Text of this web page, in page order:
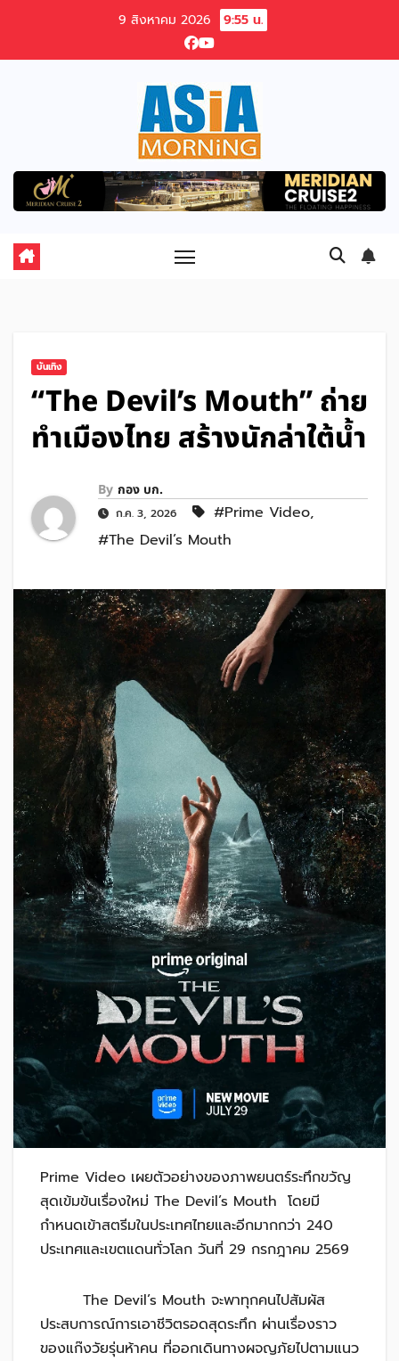
content
9 สิงหาคม 2026 9:55 น.
บันเทิง
“The Devil’s Mouth” ถ่าย
ทำเมืองไทย สร้างนักล่าใต้น้ำ
By กอง บก.
ก.ค. 3, 2026 #Prime Video,
#The Devil’s Mouth
Prime Video เผยตัวอย่างของภาพยนตร์ระทึกขวัญ
สุดเข้มข้นเรื่องใหม่ The Devil’s Mouth โดยมี
กำหนดเข้าสตรีมในประเทศไทยและอีกมากกว่า 240
ประเทศและเขตแดนทั่วโลก วันที่ 29 กรกฎาคม 2569
The Devil’s Mouth จะพาทุกคนไปสัมผัส
ประสบการณ์การเอาชีวิตรอดสุดระทึก ผ่านเรื่องราว
ของแก๊งวัยรุ่นห้าคน ที่ออกเดินทางผจญภัยไปตามแนว